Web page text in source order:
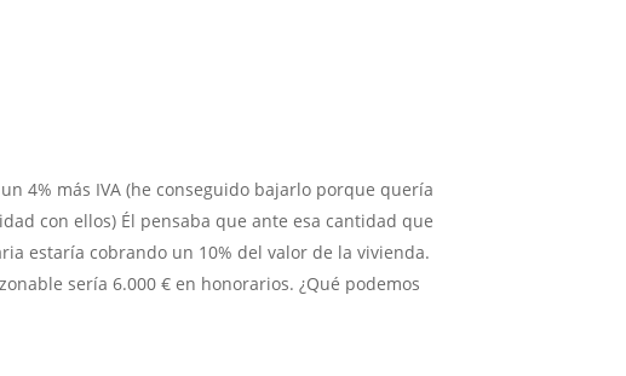
4% más IVA (he conseguido bajarlo porque quería
con ellos) Él pensaba que ante esa cantidad que
estaría cobrando un 10% del valor de la vivienda.
sería 6.000 € en honorarios. ¿Qué podemos